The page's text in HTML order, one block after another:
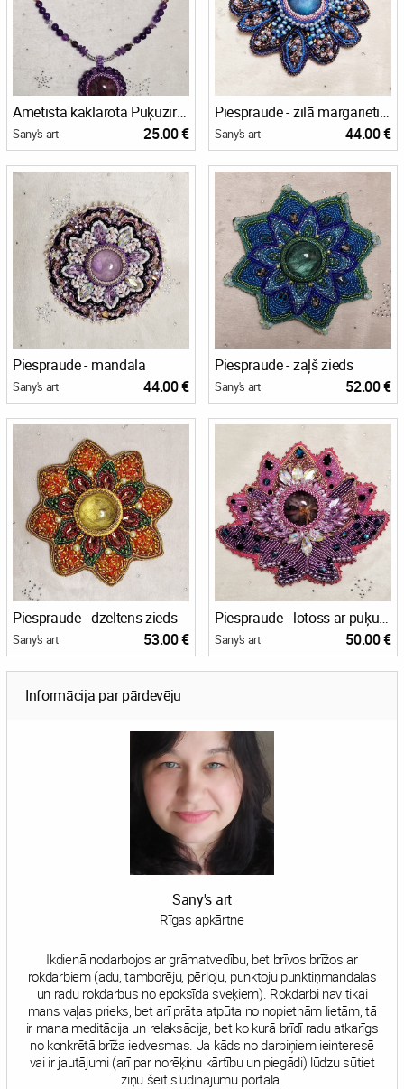
Ametista kaklarota Puķuzirnis
Sany's art 25.00 €
Piespraude - zilā margarietiņa
Sany's art 44.00 €
Piespraude - mandala
Sany's art 44.00 €
Piespraude - zaļš zieds
Sany's art 52.00 €
Piespraude - dzeltens zieds
Sany's art 53.00 €
Piespraude - lotoss ar puķu zirni
Sany's art 50.00 €
Informācija par pārdevēju
Sany's art
Rīgas apkārtne
Ikdienā nodarbojos ar grāmatvedību, bet brīvos brīžos ar
rokdarbiem (adu, tamborēju, pērļoju, punktoju punktiņmandalas
un radu rokdarbus no epoksīda sveķiem). Rokdarbi nav tikai
mans vaļas prieks, bet arī prāta atpūta no nopietnām lietām, tā
ir mana meditācija un relaksācija, bet ko kurā brīdī radu atkarīgs
no konkrētā brīža iedvesmas. Ja kāds no darbiņiem ieinteresē
vai ir jautājumi (arī par norēķinu kārtību un piegādi) lūdzu sūtiet
ziņu šeit sludinājumu portālā.